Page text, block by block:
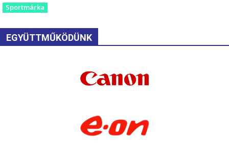
Sportmárka
EGYÜTTMŰKÖDÜNK